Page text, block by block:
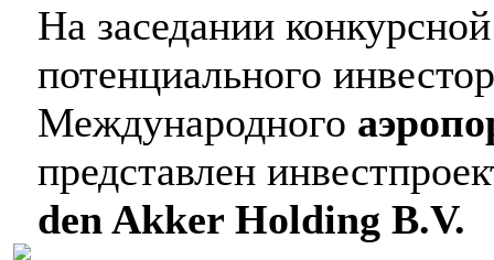
На заседании
потенциального
Международного
представлен
den Akker Holding B.V.